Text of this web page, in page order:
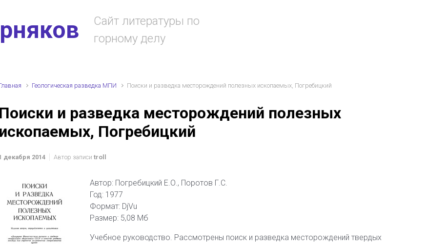
Сайт литературы по
горному делу
Геологическая разведка МПИ Поиски и разведка месторождений полезных ископаемых, Погребицкий
Поиски и разведка месторождений полезных
ископаемых, Погребицкий
декабря 2014 Автор записи troll
Автор: Погребицкий Е.О., Поротов Г.С.
Год: 1977
Формат: DjVu
Размер: 5,08 Мб
Учебное руководство. Рассмотрены поиск и разведка месторождений твердых